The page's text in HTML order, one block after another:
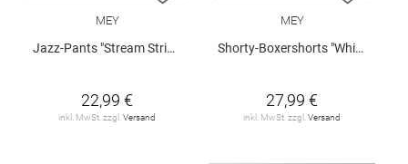
MEY
Jazz-Pants "Stream Stripes"
22,99 €
inkl. MwSt. zzgl. Versand
MEY
Shorty-Boxershorts "White Squares"
27,99 €
inkl. MwSt. zzgl. Versand